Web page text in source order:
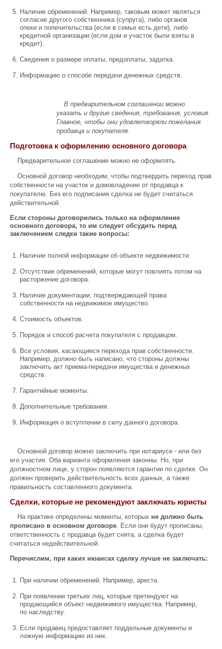
Наличие обременений. Например, таковым может являться
согласие другого собственника (супруга), либо органов
опеки и попечительства (если в семье есть дети), либо
кредитной организации (если дом и участок были взяты в
кредит).
Сведения о размере оплаты, предоплаты, задатка.
Информацию о способе передачи денежных средств.
В предварительном соглашении можно
указать и другие сведения, требования, условия.
Главное, чтобы они удовлетворяли пожелания
продавца и покупателя.
Подготовка к оформлению основного договора
Предварительное соглашение можно не оформлять.
Основной договор необходим, чтобы подтвердить переход прав
собственности на участок и домовладение от продавца к
покупателю. Без его подписания сделка не будет считаться
действительной.
Если стороны договорились только на оформление
основного договора, то им следует обсудить перед
заключением следки такие вопросы:
Наличие полной информации об объекте недвижимости.
Отсутствие обременений, которые могут повлиять потом на
расторжение договора.
Наличие документации, подтверждающей права
собственности на недвижимое имущество.
Стоимость объектов.
Порядок и способ расчета покупателя с продавцом.
Все условия, касающиеся перехода прав собственности.
Например, должно быть написано, что стороны должны
заключить акт приема-передачи имущества и денежных
средств.
Гарантийные моменты.
Дополнительные требования.
Информация о вступлении в силу данного договора.
Основной договор можно заключить при нотариусе - или без
его участия. Оба варианта оформления законны. Но, при
должностном лице, у сторон появляются гарантии по сделке. Он
должен проверить действительность всех данных, а также
правильность составленного документа.
Сделки, которые не рекомендуют заключать юристы
На практике определены моменты, которых не должно быть
прописано в основном договоре. Если они будут прописаны,
ответственность с продавца будет снята, а сделка будет
считаться недействительной.
Перечислим, при каких нюансах сделку лучше не заключать:
При наличии обременений. Например, ареста.
При появлении третьих лиц, которые претендуют на
продающийся объект недвижимого имущества. Например,
по наследству.
Если продавец предоставляет поддельные документы и
ложную информацию из них.